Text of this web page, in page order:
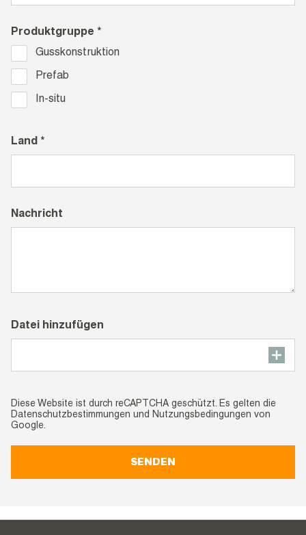
Produktgruppe *
Gusskonstruktion
Prefab
In-situ
Land *
Nachricht
Datei hinzufügen
Diese Website ist durch reCAPTCHA geschützt. Es gelten die
Datenschutzbestimmungen und Nutzungsbedingungen von
Google.
SENDEN